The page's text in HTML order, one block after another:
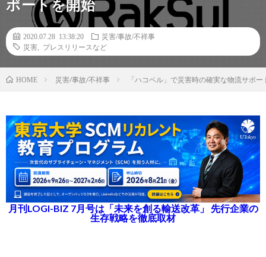
ポートを開始
2020.07.28 13:38:20
災害/事故/不祥事
災害
プレスリリースなど
HOME 災害/事故/不祥事 「ハコベル」で災害時の確実な物流サポー
月刊LOGI-BIZ 7月号は「未来を創る輸送改革」 先行企業の
生存戦略を徹底取材